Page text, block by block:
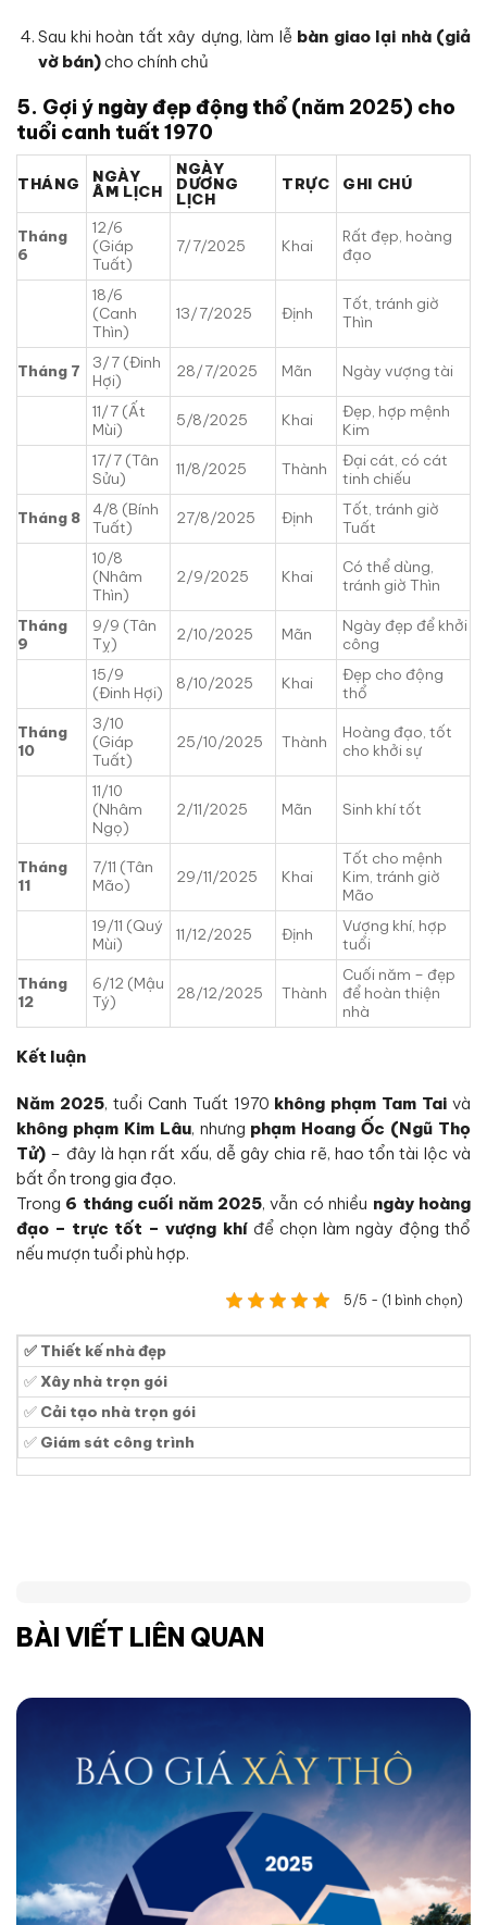
Sau khi hoàn tất xây dựng, làm lễ bàn giao lại nhà (giả
vờ bán)cho chính chủ
5. Gợi ý ngày đẹp động thổ(năm 2025) cho
tuổi canh tuất 1970
THÁNG NGÀY
ÂM LỊCH
NGÀY
DƯƠNG
LỊCH
TRỰC GHI CHÚ
Tháng
6
12/6
(Giáp
Tuất)
7/7/2025 Khai
Rất đẹp, hoàng
đạo
18/6
(Canh
Thìn)
13/7/2025 Định
Tốt, tránh giờ
Thìn
Tháng 7
3/7 (Đinh
Hợi)
28/7/2025 Mãn Ngày vượng tài
11/7 (Ất
Mùi)
5/8/2025 Khai
Đẹp, hợp mệnh
Kim
17/7 (Tân
Sửu)
11/8/2025 Thành
Đại cát, có cát
tinh chiếu
Tháng 8
4/8 (Bính
Tuất)
27/8/2025 Định
Tốt, tránh giờ
Tuất
10/8
(Nhâm
Thìn)
2/9/2025 Khai
Có thể dùng,
tránh giờ Thìn
Tháng
9
9/9 (Tân
Tỵ)
2/10/2025 Mãn
Ngày đẹp để khởi
công
15/9
(Đinh Hợi)
8/10/2025 Khai
Đẹp cho động
thổ
Tháng
10
3/10
(Giáp
Tuất)
25/10/2025 Thành
Hoàng đạo, tốt
cho khởi sự
11/10
(Nhâm
Ngọ)
2/11/2025 Mãn Sinh khí tốt
Tháng
11
7/11 (Tân
Mão)
29/11/2025 Khai
Tốt cho mệnh
Kim, tránh giờ
Mão
19/11 (Quý
Mùi)
11/12/2025 Định
Vượng khí, hợp
tuổi
Tháng
12
6/12 (Mậu
Tý)
28/12/2025 Thành
Cuối năm – đẹp
để hoàn thiện
nhà
Kết luận
Năm 2025, tuổi Canh Tuất 1970 không phạm Tam Tai và
không phạm Kim Lâu, nhưng phạm Hoang Ốc (Ngũ Thọ
Tử) – đây là hạn rất xấu, dễ gây chia rẽ, hao tổn tài lộc và
bất ổn trong gia đạo.
Trong 6 tháng cuối năm 2025, vẫn có nhiều ngày hoàng
đạo – trực tốt – vượng khíđể chọn làm ngày động thổ
nếu mượn tuổi phù hợp.
5/5 - (1 bình chọn)
✅ Thiết kế nhà đẹp
✅ Xây nhà trọn gói
✅ Cải tạo nhà trọn gói
✅ Giám sát công trình
BÀI VIẾT LIÊN QUAN